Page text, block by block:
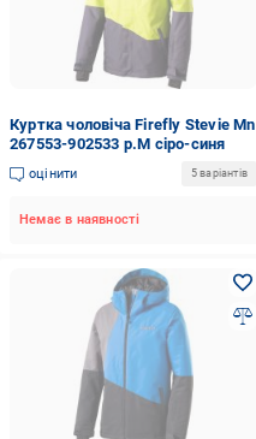
Куртка чоловіча Firefly Stevie Mn
267553-902533 р.M сіро-синя
оцінити 5 варіантів
Немає в наявності